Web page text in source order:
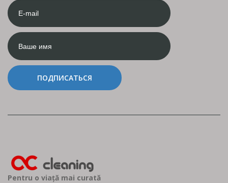
ПОДПИСАТЬСЯ
Pentru o viață mai curată